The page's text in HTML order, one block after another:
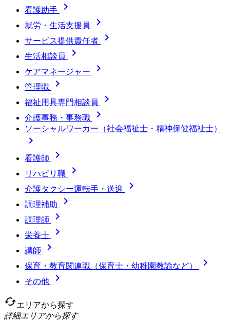
看護助手 
就労・生活支援員 
サービス提供責任者 
生活相談員 
ケアマネージャー 
管理職 
福祉用具専門相談員 
介護事務・事務職 
ソーシャルワーカー（社会福祉士・精神保健福祉士）

看護師 
リハビリ職 
介護タクシー運転手・送迎 
調理補助 
調理師 
栄養士 
講師 
保育・教育関連職（保育士・幼稚園教諭など） 
その他

cachedエリアから探す
詳細エリアから探す